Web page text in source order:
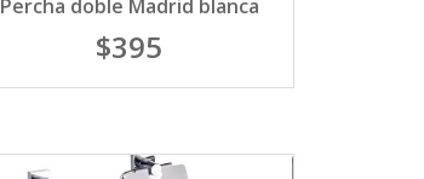
Percha doble Madrid blanca
$395